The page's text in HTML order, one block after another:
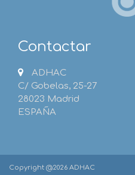
Contactar
ADHAC
C/ Gobelas, 25-27
28023 Madrid
ESPAÑA
Copyright @2026 ADHAC